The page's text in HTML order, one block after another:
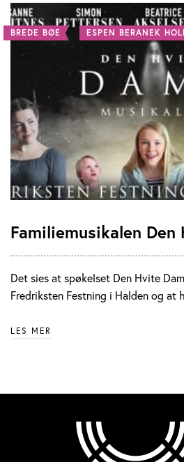
BREDE BØE ESPEN BERANEK
Familiemusikalen Den
Det sies at spøkelset Den Hvite
Fredriksten Festning i Halden og at
LES MER